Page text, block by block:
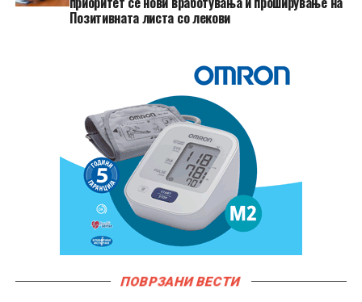
Позитивната листа со лекови
ПОВРЗАНИ ВЕСТИ